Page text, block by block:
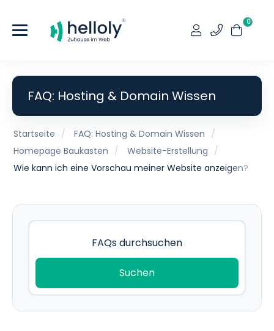
0
FAQ: Hosting & Domain Wissen
Startseite
FAQ: Hosting & Domain Wissen
Homepage Baukasten
Website-Erstellung
Wie kann ich eine Vorschau meiner Website anzeigen?
Suchen